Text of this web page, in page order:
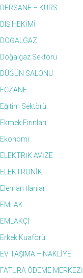
DERSANE – KURS
DIŞ HEKİMİ
DOĞALGAZ
Doğalgaz Sektörü
DÜĞÜN SALONU
ECZANE
Eğitim Sektörü
Ekmek Fırınları
Ekonomi
ELEKTRİK AVİZE
ELEKTRONİK
Eleman İlanları
EMLAK
EMLAKÇI
Erkek Kuaförü
EV TAŞIMA – NAKLİYE
FATURA ÖDEME MERKEZİ